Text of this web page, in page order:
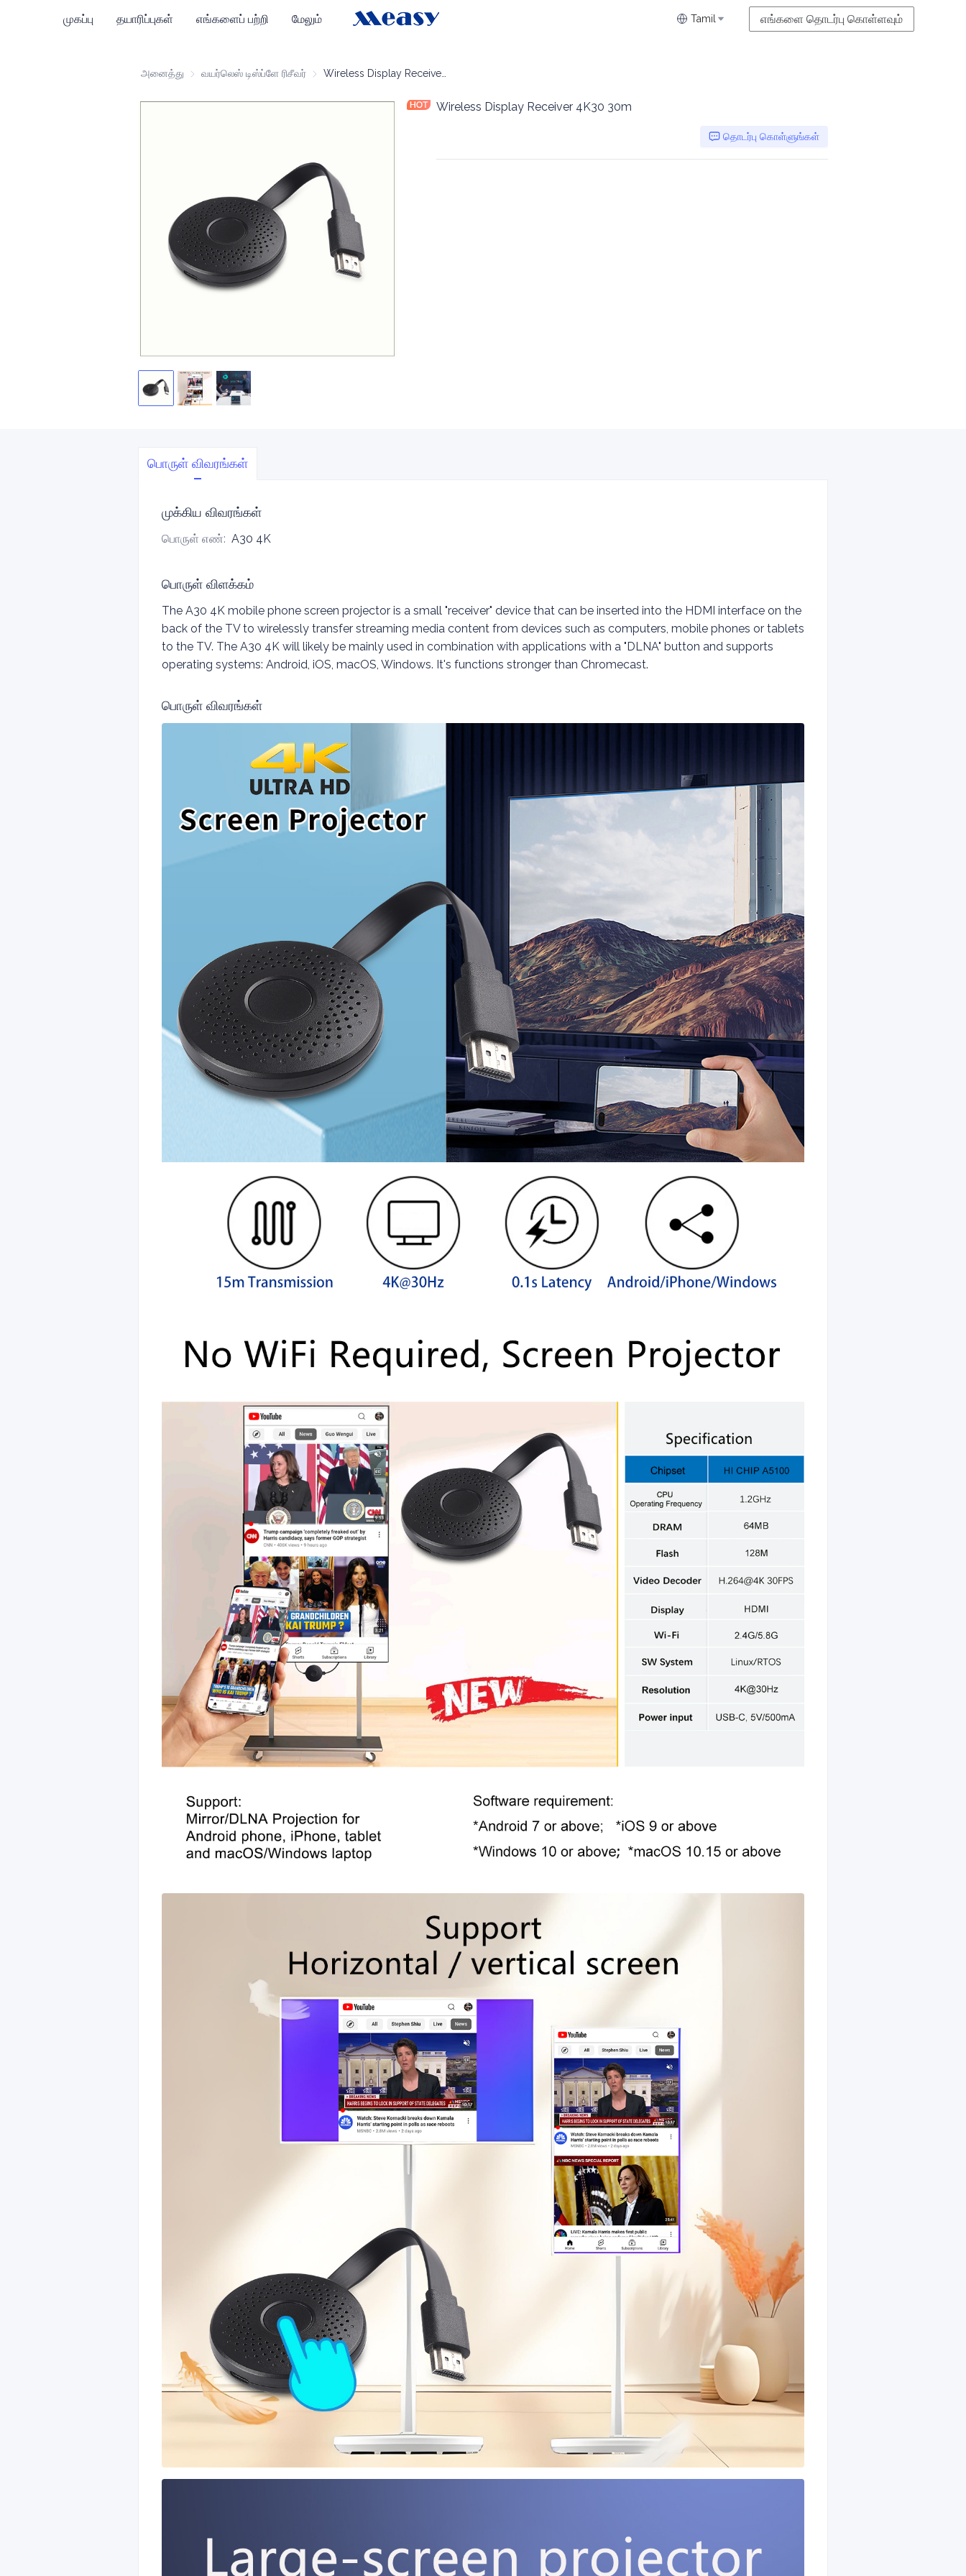
முகப்பு தயாரிப்புகள் எங்களைப் பற்றி மேலும் Tamil எங்களை தொடர்பு கொள்ளவும்
அனைத்து வயர்லெஸ் டிஸ்ப்ளே ரிசீவர் வயர்லெஸ் டிஸ்ப்ளே ரிசீவர்
Wireless Display Receiver 4K30 30m
தொடர்பு கொள்ளுங்கள்
பொருள் விவரங்கள்
முக்கிய விவரங்கள்
பொருள் எண்: A30 4K
பொருள் விளக்கம்
The A30 4K mobile phone screen projector is a small "receiver" device that can be inserted into the HDMI interface on the
back of the TV to wirelessly transfer streaming media content from devices such as computers, mobile phones or tablets
to the TV. The A30 4K will likely be mainly used in combination with applications with a "DLNA" button and supports
operating systems: Android, iOS, macOS, Windows. It's functions stronger than Chromecast.
பொருள் விவரங்கள்